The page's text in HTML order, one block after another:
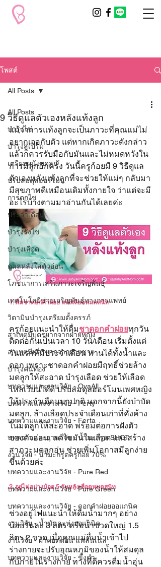
โพสต์
All Posts
บำรุงไข่
บำรุงสเปิร์ม
เตรียมผนังมดลูก
ปรับสมดุลฮอร์โมน
การตกไข่
ประจำเดือน
บำรุงรังไข่
บำรุงเลือด
ดูแลหลังใส่ตัวอ่อน
โภชนาการเสริมภาวะเจริญพันธุ์
เทคโนโลยีช่วยเจริญพันธุ์ทางการแพทย์
วิตามินบำรุงเตรียมตั้งครรภ์
สาเหตุมีบุตรยากจากฝ่ายหญิง
สาเหตุมีบุตรยากจากฝ่ายชาย
บำรุงคนท้อง
บทความและงานวิจัย - OvaAll
บทความและงานวิจัย - Ferty
บทความและงานวิจัย - Ferta
บทความและงานวิจัย - น้ำมะกรูด SHOT
งานวิจัย - น้ำมะกรูดครูก้อย 70%
บทความและงานวิจัย - Pure Red
บทความและงานวิจัย - Pure Green
บทความและงานวิจัย - ดอกคำฝอยออแกนิค
งานวิจัย - น้ำมันละหุ่งออแกนิค
งานวิจัย - ผ้าคอตตอน แฟลนเนล
บทความและงานวิจัย - ขิงดำ
All Posts
9 วิธีดูแลตัวเองหลังแท้งลูก
แม้ว่าการแท้งลูกจะเป็นภาวะที่คุณแม่ไม่
อยากเจอกับตัว แต่หากเกิดภาวะดังกล่าว
แล้วก็ควรรับมือกับมันและไม่หมดหวังใน
การมีลูกอีกครั้ง วันนี้ครูก้อยมี 9 วิธีดูแล
ตัวเองหลังแท้งลูกที่จะช่วยให้แม่ๆ กลับมา
มีสุขภาพดีเหมือนเดิมทั้งกายใจ ว่าแต่จะมี
อะไรบ้างตามมาอ่านกันได้เลยค่ะ
1. ดื่มชาดอกคำฝอย หลังเลือดหมดสนิท
ครูก้อยแนะนำให้ดื่มชาดอกคำฝอยทุกวัน
ติดต่อกันเป็นเวลา 10 วัน/เดือน เริ่มตั้งแต่
วันแรกที่มีประจำเดือน ทานได้ทั้งน้ำและ
ดอก เพราะชาดอกคำฝอยมีฤทธิ์ช่วยล้าง
มดลูกให้สะอาด บำรุงเลือด ช่วยให้เลือด
ไหลเวียนได้ดี ปรับสมดุลฮอร์โมนเพศหญิง
ให้ประจำเดือนมาปกติ นอกจากนี้ยังบำบัด
มดลูก, ล้างเลือดประจำเดือนเก่าที่คั่งค้าง
ในมดลูกให้สะอาด พร้อมต่อการฝังตัว
ของตัวอ่อน, ลดไขมันในเลือด และสร้าง
สาภวะมดลูกอุ่น ช่วยเพิ่มโอกาสมีลูกง่าย
ขึ้นด้วยค่ะ
2. อยู่ไฟอย่างน้อย 5 วันหลังเลือดหมดสนิท
ช่วงอยู่ไฟแนะนำให้ดื่มน้ำมากๆ อย่าง
น้อยวันละ 3 ลิตร หรือน้ำขวดใหญ่ 1.5
ลิตร 2 ขวด เมื่อคุณแม่ดื่มน้ำเข้าไป
ร่างกายจะปรับอุณหภูมิของน้ำให้สมดุล
กับภายในร่างกาย ทางที่ดีควรดื่มน้ำอุ่น